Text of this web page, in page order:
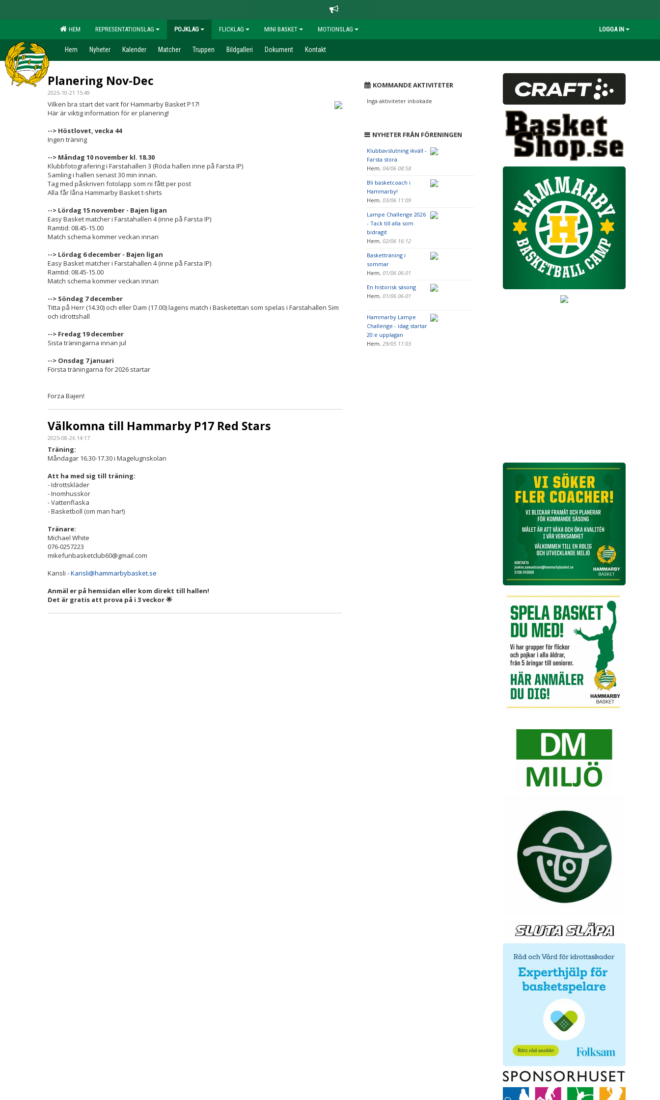
HEM REPRESENTATIONSLAG POJKLAG FLICKLAG MINI BASKET MOTIONSLAG LOGGA IN
Hem Nyheter Kalender Matcher Truppen Bildgalleri Dokument Kontakt
Planering Nov-Dec
2025-10-21 15:49
Vilken bra start det varit för Hammarby Basket P17!
Här är viktig information för er planering!
--> Höstlovet, vecka 44
Ingen träning
--> Måndag 10 november kl. 18.30
Klubbfotografering i Farstahallen 3 (Röda hallen inne på Farsta IP)
Samling i hallen senast 30 min innan.
Tag med påskriven fotolapp som ni fått per post
Alla får låna Hammarby Basket t-shirts
--> Lördag 15 november - Bajen ligan
Easy Basket matcher i Farstahallen 4 (inne på Farsta IP)
Ramtid: 08.45-15.00
Match schema kommer veckan innan
--> Lördag 6 december - Bajen ligan
Easy Basket matcher i Farstahallen 4 (inne på Farsta IP)
Ramtid: 08.45-15.00
Match schema kommer veckan innan
--> Söndag 7 december
Titta på Herr (14.30) och eller Dam (17.00) lagens match i Basketettan som spelas i Farstahallen Sim
och idrottshall
--> Fredag 19 december
Sista träningarna innan jul
--> Onsdag 7 januari
Första träningarna för 2026 startar
Forza Bajen!
Välkomna till Hammarby P17 Red Stars
2025-08-26 14:17
Träning:
Måndagar 16.30-17.30 i Magelugnskolan
Att ha med sig till träning:
- Idrottskläder
- Inomhusskor
- Vattenflaska
- Basketboll (om man har!)
Tränare:
Michael White
076-0257223
mikefunbasketclub60@gmail.com
Kansli -Kansli@hammarbybasket.se
Anmäl er på hemsidan eller kom direkt till hallen!
Det är gratis att prova på i 3 veckor 🌟
KOMMANDE AKTIVITETER
Inga aktiviteter inbokade
NYHETER FRÅN FÖRENINGEN
Klubbavslutning ikväll -
Farsta stora
Hem, 04/06 08:58
Bli basketcoach i
Hammarby!
Hem, 03/06 11:09
Lampe Challenge 2026
- Tack till alla som
bidragit
Hem, 02/06 16:12
Basketträning i
sommar
Hem, 01/06 06-01
En historisk säsong
Hem, 01/06 06-01
Hammarby Lampe
Challenge - idag startar
20:e upplagan
Hem, 29/05 11:03